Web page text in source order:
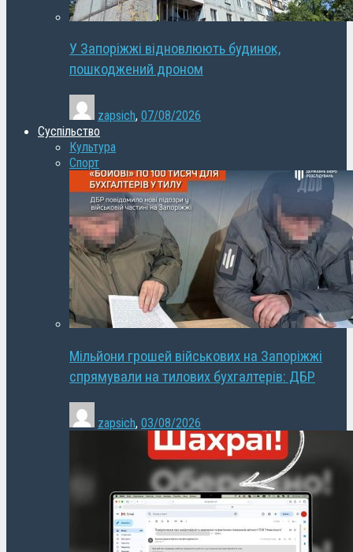
У Запоріжжі відновлюють будинок,
пошкоджений дроном
zapsich, 07/08/2026
Суспільство
Культура
Спорт
Мільйони грошей військових на Запоріжжі
спрямували на тилових бухгалтерів: ДБР
zapsich, 03/08/2026